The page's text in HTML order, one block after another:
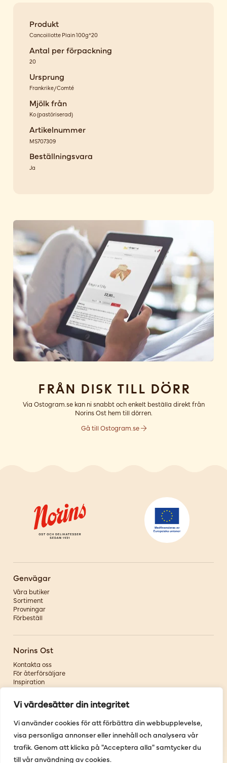
Vi värdesätter din integritet
Vi använder cookies för att förbättra din webbupplevelse,
visa personliga annonser eller innehåll och analysera vår
trafik. Genom att klicka på "Acceptera alla" samtycker du
till vår användning av cookies.
Produkt
Cancoillotte Plain 100g*20
Antal per förpackning
20
Ursprung
Frankrike/Comté
Mjölk från
Ko(pastöriserad)
Artikelnummer
MS707309
Beställningsvara
Ja
Från disk till dörr
Via Ostogram.se kan ni snabbt och enkelt beställa direkt från
Norins Ost hem till dörren.
Gå till Ostogram.se
Genvägar
Våra butiker
Sortiment
Provningar
Förbeställ
Norins Ost
Kontakta oss
För återförsäljare
Inspiration
Om oss
Följ oss
Facebook
Instagram